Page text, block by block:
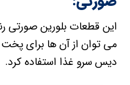
این قطعات بلورین صورتی
می توان از آن ها برای پخت
دیس سرو غذا استفاده کرد.